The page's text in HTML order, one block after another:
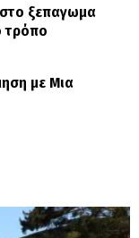
στο ξεπαγωμα
τρόπο
με Μια